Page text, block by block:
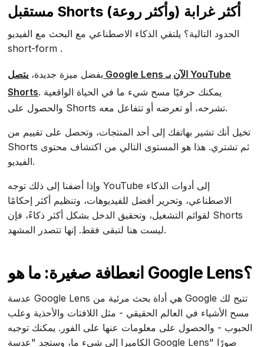
مستقبل Shorts أكثر غرابة (وأكثر روعة)
الحدود التالية؟ يلتقي الذكاء الاصطناعي مع البحث مع الفيديو
short-form .
بفضل ميزة جديدة، يتصل Google Lens الآن بـ YouTube
Shorts. يمكنك حرفيًا مسح شيء ما في الحياة الواقعية
والحصول على Shorts تشرحه، أو تعرضه أو تتفاعل معه.
تخيل أنك تشير بهاتفك إلى أحد المنتجات، وتحصل على تقييم من
Shorts ثم تشتري. هذا هو المستوى التالي من اكتشاف محتوى
الفيديو.
وإذا أضفنا إلى ذلك توجه YouTube إلى أدوات الذكاء
الاصطناعي، وتحرير أفضل للفيديوهات، وتنظيم أكثر إحكامًا
لقوائم التشغيل، وتحقيق الدخل بشكل أكثر ذكاءً، فإن Shorts
ليست هنا لتبقى فقط. إنها تتصدر المشهد.
انعطافة صغيرة: ما هو Google Lens؟
عدسة Google Lens هي أداة بحث مرئية من Google تتيح لك
مسح الأشياء في العالم الحقيقي - مثل اللافتات والأحذية وعلب
الحبوب - والحصول على معلومات عنها على الفور. يمكنك توجيه
الكاميرا إلى شيء ما، وستجد "عدسة Google Lens" صورًا